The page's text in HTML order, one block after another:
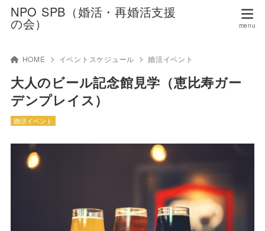
NPO SPB（婚活・再婚活支援
の会）
HOME イベントスケジュール 婚活イベント
大人のビール記念館見学（恵比寿ガー
デンプレイス）
婚活イベント